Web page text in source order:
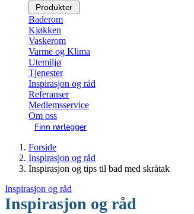
Produkter
Baderom
Kjøkken
Vaskerom
Varme og Klima
Utemiljø
Tjenester
Inspirasjon og råd
Referanser
Medlemsservice
Om oss
Finn rørlegger
Forside
Inspirasjon og råd
Inspirasjon og tips til bad med skråtak
Inspirasjon og råd
Inspirasjon og råd